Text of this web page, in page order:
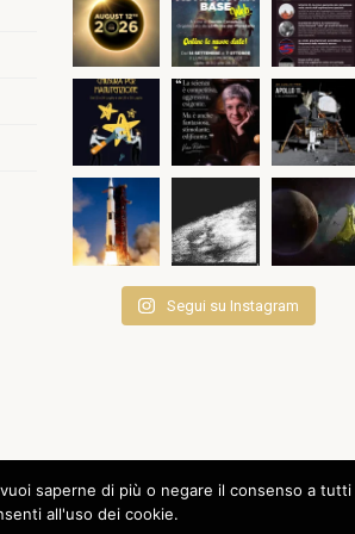
Segui su Instagram
saperne di più o negare il consenso a tutti
all'uso dei cookie.